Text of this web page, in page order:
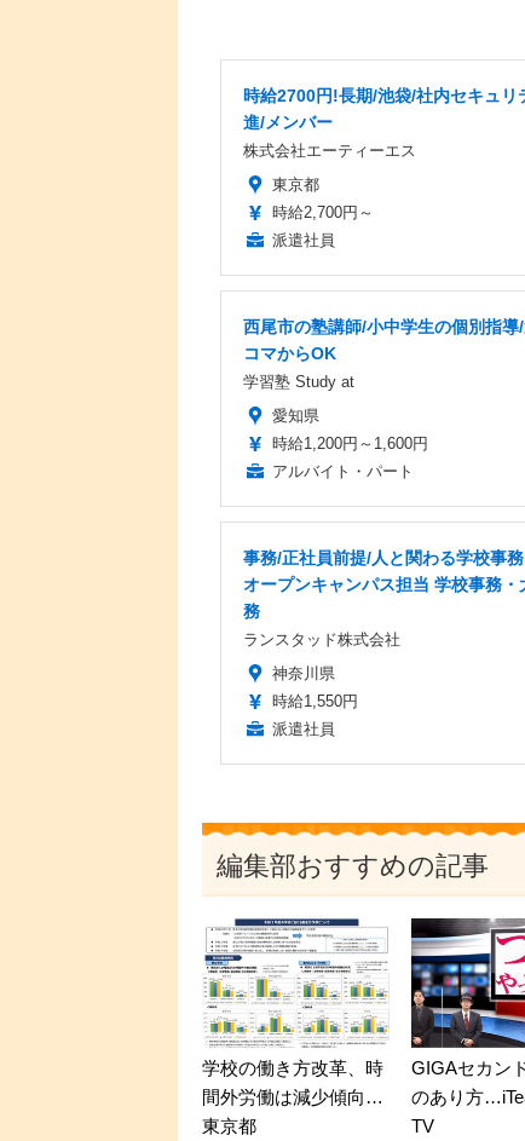
時給2700円!長期/池袋/社内セキュリ
進/メンバー
株式会社エーティーエス
東京都
時給2,700円～
派遣社員
西尾市の塾講師/小中学生の個別指導
コマからOK
学習塾 Study at
愛知県
時給1,200円～1,600円
アルバイト・パート
事務/正社員前提/人と関わる学校事
オープンキャンパス担当 学校事務・
務
ランスタッド株式会社
神奈川県
時給1,550円
派遣社員
編集部おすすめの記事
学校の働き方改革、時
間外労働は減少傾向…
東京都
GIGAセカン
のあり方
TV